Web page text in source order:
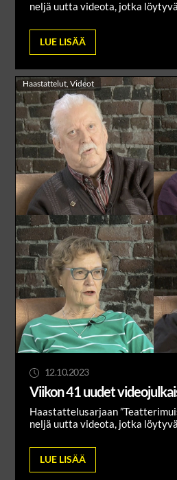
neljä uutta videota, jotka
LUE LISÄÄ
Haastattelut,Videot
12.10.2023
Viikon 41 uudet
Haastattelusarjaan
neljä uutta videota, jotka
LUE LISÄÄ